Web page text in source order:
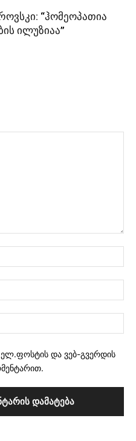
“ჰომეოპათია
ილუზიაა”
ელ.ფოსტის და ვებ-გვერდის